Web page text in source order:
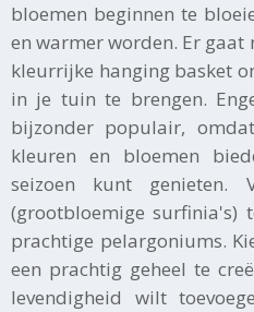
bloemen beginnen te
en warmer worden. Er gaat
kleurrijke hanging basket
in je tuin te brengen.
bijzonder populair,
kleuren en bloemen
seizoen kunt genieten.
(grootbloemige surfinia's)
prachtige pelargoniums.
een prachtig geheel te
levendigheid wilt